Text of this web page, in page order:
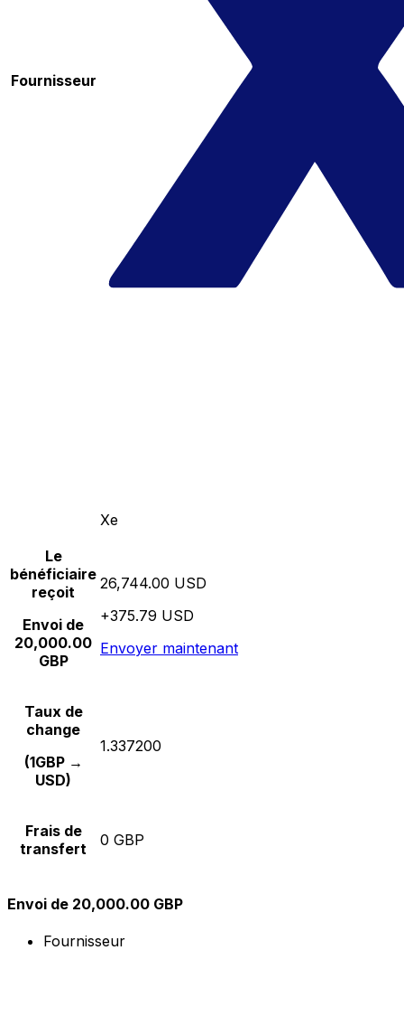
Fournisseur
Xe
Le
bénéficiaire
reçoit
Envoi de
20,000.00
GBP
26,744.00 USD
+375.79 USD
Envoyer maintenant
Taux de
change
(1GBP →
USD)
1.337200
Frais de
transfert
0 GBP
Envoi de 20,000.00 GBP
Fournisseur